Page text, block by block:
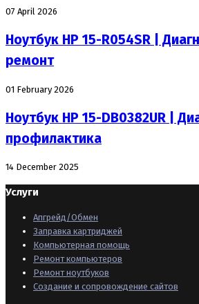
07 April 2026
Ноутбук HP 15-R054SR |
ремонт
01 February 2026
Ноутбук HP 15-DB0382UR |
профилактика
14 December 2025
Услуги
Апгрейд/Обмен
Заправка картриджей
Компьютерная помощь
Ремонт компьютеров
Ремонт ноутбуков
Создание и сопровождение сайтов